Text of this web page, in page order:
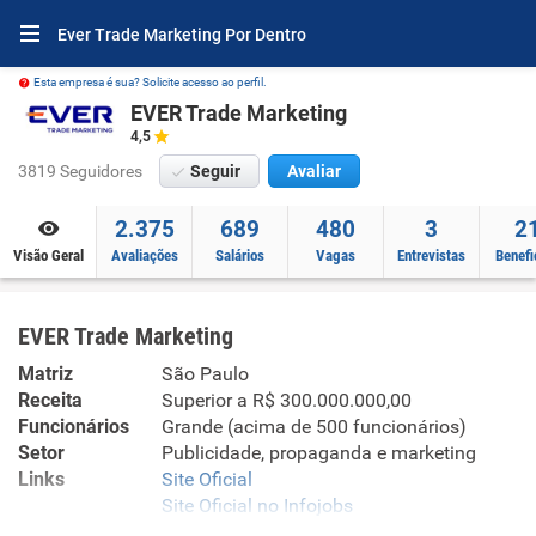
Ever Trade Marketing Por Dentro
Esta empresa é sua? Solicite acesso ao perfil.
EVER Trade Marketing
4,5
3819 Seguidores Seguir Avaliar
Visão Geral
2.375
Avaliações
689
Salários
480
Vagas
3
Entrevistas
EVER Trade Marketing
Matriz
São Paulo
Receita
Superior a R$ 300.000.000,00
Funcionários
Grande (acima de 500 funcionários)
Setor
Publicidade, propaganda e marketing
Links
Site Oficial
Site Oficial no Infojobs